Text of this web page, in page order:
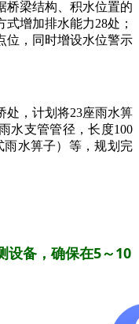
桥梁结构、积水位置的
增加排水能力28处；
位，同时增设水位警示
处，计划将23座雨水箅
水支管管径，长度100
水箅子）等，规划完
设备，确保在5～10